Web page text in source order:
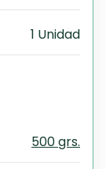
1 Unidad
500 grs.